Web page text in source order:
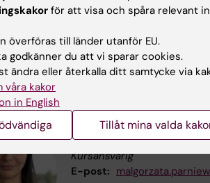
Malgorzata Maria
Kursansvarig
E-post:
för att visa och spåra relevant
överföras till länder utanför EU.
godkänner du att vi sparar cookies.
ändra eller återkalla ditt samtycke via
våra kakor
in English
Tillåt mina valda